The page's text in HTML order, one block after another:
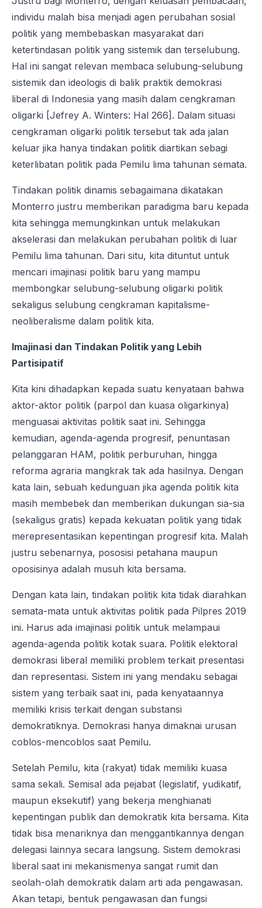
individu malah bisa menjadi agen perubahan sosial
politik yang membebaskan masyarakat dari
ketertindasan politik yang sistemik dan terselubung.
Hal ini sangat relevan membaca selubung-selubung
sistemik dan ideologis di balik praktik demokrasi
liberal di Indonesia yang masih dalam cengkraman
oligarki [Jefrey A. Winters: Hal 266]. Dalam situasi
cengkraman oligarki politik tersebut tak ada jalan
keluar jika hanya tindakan politik diartikan sebagi
keterlibatan politik pada Pemilu lima tahunan semata.
Tindakan politik dinamis sebagaimana dikatakan
Monterro justru memberikan paradigma baru kepada
kita sehingga memungkinkan untuk melakukan
akselerasi dan melakukan perubahan politik di luar
Pemilu lima tahunan. Dari situ, kita dituntut untuk
mencari imajinasi politik baru yang mampu
membongkar selubung-selubung oligarki politik
sekaligus selubung cengkraman kapitalisme-
neoliberalisme dalam politik kita.
Imajinasi dan Tindakan Politik yang Lebih
Partisipatif
Kita kini dihadapkan kepada suatu kenyataan bahwa
aktor-aktor politik (parpol dan kuasa oligarkinya)
menguasai aktivitas politik saat ini. Sehingga
kemudian, agenda-agenda progresif, penuntasan
pelanggaran HAM, politik perburuhan, hingga
reforma agraria mangkrak tak ada hasilnya. Dengan
kata lain, sebuah kedunguan jika agenda politik kita
masih membebek dan memberikan dukungan sia-sia
(sekaligus gratis) kepada kekuatan politik yang tidak
merepresentasikan kepentingan progresif kita. Malah
justru sebenarnya, pososisi petahana maupun
oposisinya adalah musuh kita bersama.
Dengan kata lain, tindakan politik kita tidak diarahkan
semata-mata untuk aktivitas politik pada Pilpres 2019
ini. Harus ada imajinasi politik untuk melampaui
agenda-agenda politik kotak suara. Politik elektoral
demokrasi liberal memiliki problem terkait presentasi
dan representasi. Sistem ini yang mendaku sebagai
sistem yang terbaik saat ini, pada kenyataannya
memiliki krisis terkait dengan substansi
demokratiknya. Demokrasi hanya dimaknai urusan
coblos-mencoblos saat Pemilu.
Setelah Pemilu, kita (rakyat) tidak memiliki kuasa
sama sekali. Semisal ada pejabat (legislatif, yudikatif,
maupun eksekutif) yang bekerja menghianati
kepentingan publik dan demokratik kita bersama. Kita
tidak bisa menariknya dan menggantikannya dengan
delegasi lainnya secara langsung. Sistem demokrasi
liberal saat ini mekanismenya sangat rumit dan
seolah-olah demokratik dalam arti ada pengawasan.
Akan tetapi, bentuk pengawasan dan fungsi